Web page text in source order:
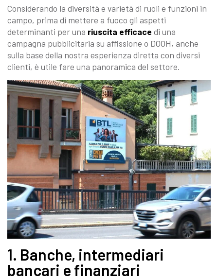
Considerando la diversità e varietà di ruoli e funzioni in
campo, prima di mettere a fuoco gli aspetti
determinanti per una riuscita efficace di una
campagna pubblicitaria su affissione o DOOH, anche
sulla base della nostra esperienza diretta con diversi
clienti, è utile fare una panoramica del settore.
1. Banche, intermediari
bancari e finanziari